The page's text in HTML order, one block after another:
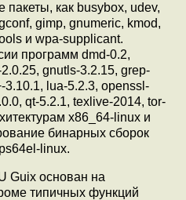
пакеты, как busybox, udev,
gimp, gnumeric, kmod,
и wpa-supplicant.
программ dmd-0.2,
gnutls-3.2.15, grep-
3.10.1, lua-5.2.3, openssl-
qt-5.2.1, texlive-2014, tor-
x86_64-linux и
бинарных сборок
linux.
Guix основан на
типичных функций